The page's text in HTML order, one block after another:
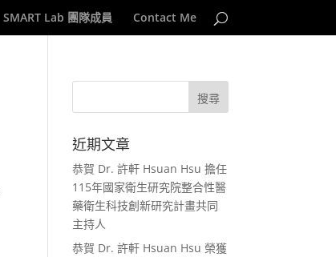
SMART Lab 團隊成員 Contact Me
近期文章
恭賀 Dr. 許軒 Hsuan Hsu 擔任
115年國家衛生研究院整合性醫
藥衛生科技創新研究計畫共同
主持人
恭賀 Dr. 許軒 Hsuan Hsu 榮獲